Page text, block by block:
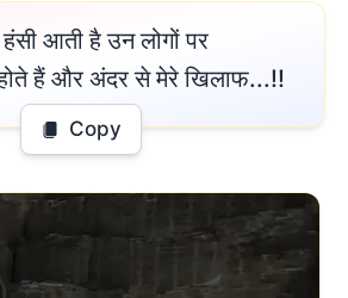
हैं और अंदर से मेरे खिलाफ...!!
Copy